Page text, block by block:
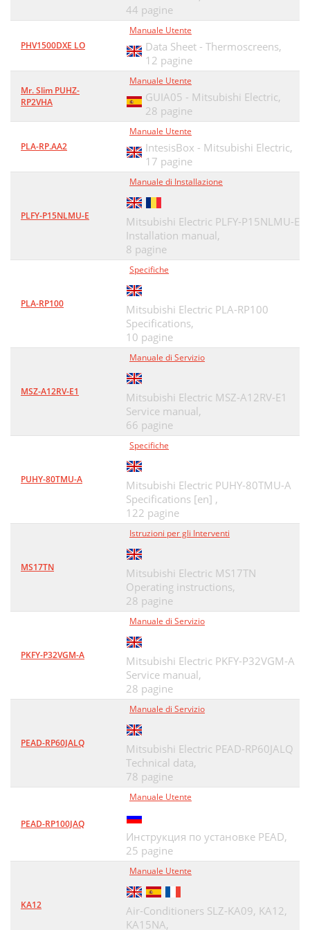
44 pagine
PHV1500DXE LO
Manuale Utente
Data Sheet - Thermoscreens,
12 pagine
Mr. Slim PUHZ-
RP2VHA
Manuale Utente
GUIA05 - Mitsubishi Electric,
28 pagine
PLA-RP.AA2
Manuale Utente
IntesisBox - Mitsubishi Electric,
17 pagine
PLFY-P15NLMU-E
Manuale di Installazione
Mitsubishi Electric PLFY-P15NLMU-E
Installation manual,
8 pagine
PLA-RP100
Specifiche
Mitsubishi Electric PLA-RP100
Specifications,
10 pagine
MSZ-A12RV-E1
Manuale di Servizio
Mitsubishi Electric MSZ-A12RV-E1
Service manual,
66 pagine
PUHY-80TMU-A
Specifiche
Mitsubishi Electric PUHY-80TMU-A
Specifications [en] ,
122 pagine
MS17TN
Istruzioni per gli Interventi
Mitsubishi Electric MS17TN
Operating instructions,
28 pagine
PKFY-P32VGM-A
Manuale di Servizio
Mitsubishi Electric PKFY-P32VGM-A
Service manual,
28 pagine
PEAD-RP60JALQ
Manuale di Servizio
Mitsubishi Electric PEAD-RP60JALQ
Technical data,
78 pagine
PEAD-RP100JAQ
Manuale Utente
Инструкция по установке PEAD,
25 pagine
KA12
Manuale Utente
Air-Conditioners SLZ-KA09, KA12,
KA15NA,